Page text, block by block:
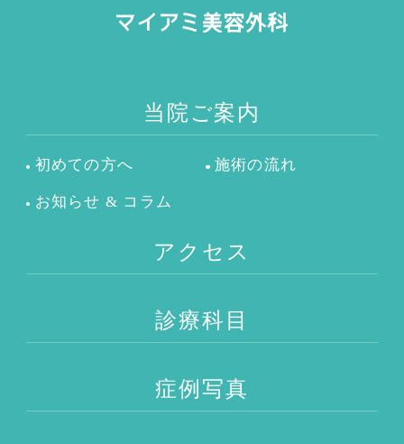
当院ご案内
初めての方へ 施術の流れ
お知らせ & コラム
アクセス
診療科目
症例写真